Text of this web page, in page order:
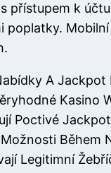
přístupem k
poplatky.
A Jackpot
Kasino
Poctivé
Během
Legitimní